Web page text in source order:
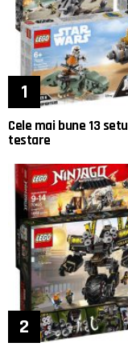
Cele mai bune 13
testare